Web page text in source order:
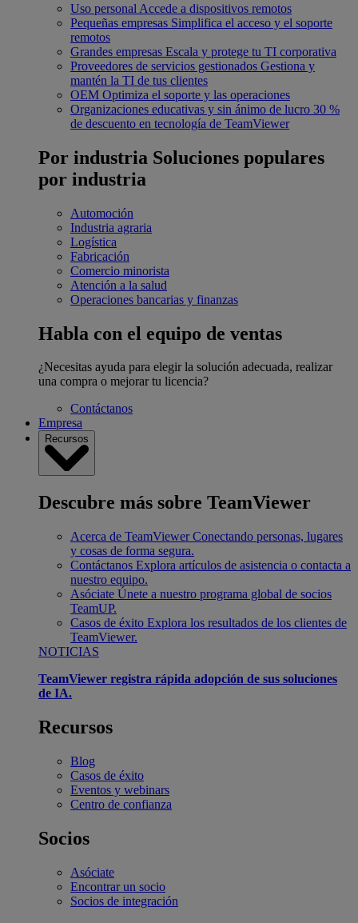
Uso personal Accede a dispositivos remotos
Pequeñas empresas Simplifica el acceso y el soporte
remotos
Grandes empresas Escala y protege tu TI corporativa
Proveedores de servicios gestionados Gestiona y
mantén la TI de tus clientes
OEM Optimiza el soporte y las operaciones
Organizaciones educativas y sin ánimo de lucro 30 %
de descuento en tecnología de TeamViewer
Por industria Soluciones populares
por industria
Automoción
Industria agraria
Logística
Fabricación
Comercio minorista
Atención a la salud
Operaciones bancarias y finanzas
Habla con el equipo de ventas
¿Necesitas ayuda para elegir la solución adecuada, realizar
una compra o mejorar tu licencia?
Contáctanos
Empresa
Recursos
Descubre más sobre TeamViewer
Acerca de TeamViewer Conectando personas, lugares
y cosas de forma segura.
Contáctanos Explora artículos de asistencia o contacta a
nuestro equipo.
Asóciate Únete a nuestro programa global de socios
TeamUP.
Casos de éxito Explora los resultados de los clientes de
TeamViewer.
NOTICIAS
TeamViewer registra rápida adopción de sus soluciones
de IA.
Recursos
Blog
Casos de éxito
Eventos y webinars
Centro de confianza
Socios
Asóciate
Encontrar un socio
Socios de integración